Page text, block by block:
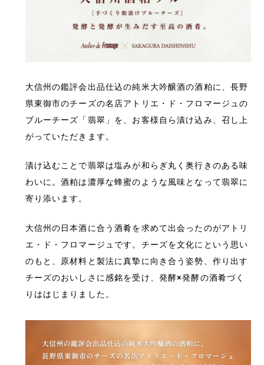
大信州の鑑評会出品仕込の純米大吟醸酒の酒粕に、長野
県東御市のチーズの名店アトリエ・ド・フロマージュの
ブルーチーズ「翡翠」を、お客様自ら漬け込み、召し上
がっていただきます。
漬け込むことで翡翠は塩みが和らぎ丸く奥行きのある味
わいに。酒粕は濃厚な蜂蜜のような風味となって翡翠に
寄り添います。
大信州の日本酒に合う酒肴を求めて出会ったのがアトリ
エ・ド・フロマージュです。チーズを文化にという思い
のもと、原材料と製法に真摯に向き合う姿勢、作り出す
チーズのおいしさに感銘を受け、発酵×発酵の酒肴づく
りははじまりました。